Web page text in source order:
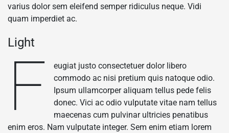
varius dolor sem eleifend semper ridiculus neque. Vidi
quam imperdiet ac.
Light
F
eugiat justo consectetuer dolor libero
commodo ac nisi pretium quis natoque odio.
Ipsum ullamcorper aliquam tellus pede felis
donec. Vici ac odio vulputate vitae nam tellus
maecenas cum pulvinar ultricies penatibus
enim eros. Nam vulputate integer. Sem enim etiam lorem